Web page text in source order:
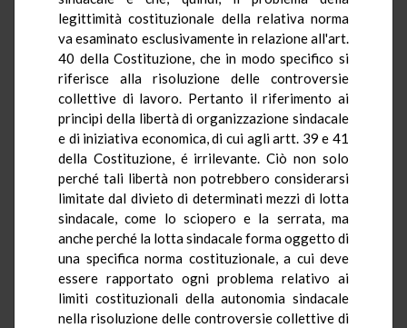
legittimità costituzionale della relativa norma
va esaminato esclusivamente in relazione all'art.
40 della Costituzione, che in modo specifico si
riferisce alla risoluzione delle controversie
collettive di lavoro. Pertanto il riferimento ai
principi della libertà di organizzazione sindacale
e di iniziativa economica, di cui agli artt. 39 e 41
della Costituzione, é irrilevante. Ciò non solo
perché tali libertà non potrebbero considerarsi
limitate dal divieto di determinati mezzi di lotta
sindacale, come lo sciopero e la serrata, ma
anche perché la lotta sindacale forma oggetto di
una specifica norma costituzionale, a cui deve
essere rapportato ogni problema relativo ai
limiti costituzionali della autonomia sindacale
nella risoluzione delle controversie collettive di